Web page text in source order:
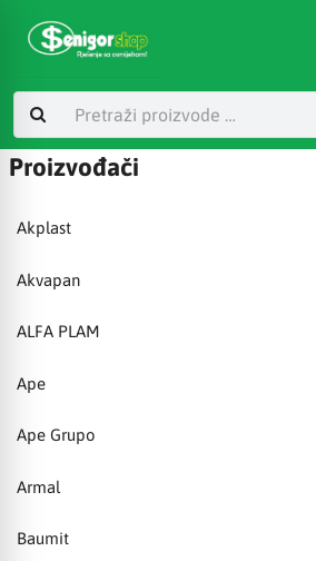
Proizvođači
Akplast
Akvapan
ALFA PLAM
Ape
Ape Grupo
Armal
Baumit